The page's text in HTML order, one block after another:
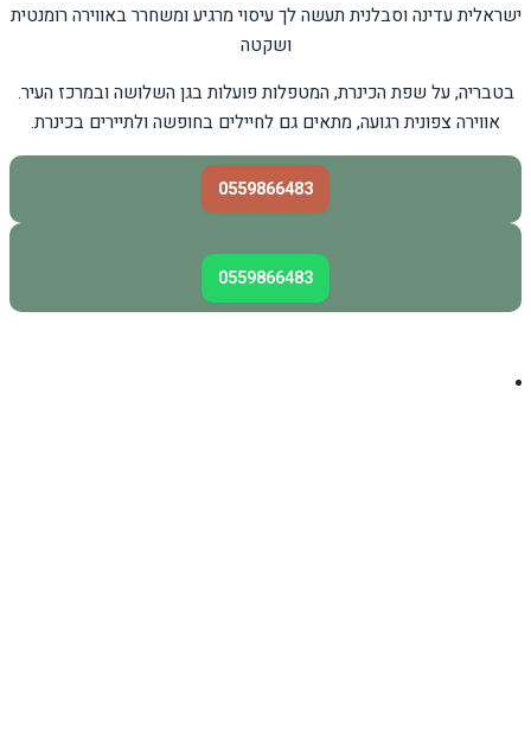
ישראלית עדינה וסבלנית תעשה לך עיסוי מרגיע ומשחרר באווירה רומנטית
ושקטה
בטבריה, על שפת הכינרת, המטפלות פועלות בגן השלושה ובמרכז העיר.
אווירה צפונית רגועה, מתאים גם לחיילים בחופשה ולתיירים בכינרת.
0559866483
0559866483